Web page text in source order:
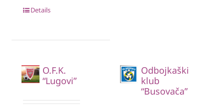
Details
O.F.K.
“Lugovi”
Odbojkaški
klub
“Busovača”